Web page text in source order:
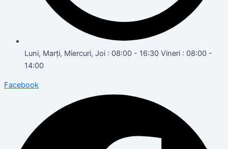
Luni, Marți, Miercuri, Joi : 08:00 - 16:30 Vineri : 08:00 -
14:00
Facebook